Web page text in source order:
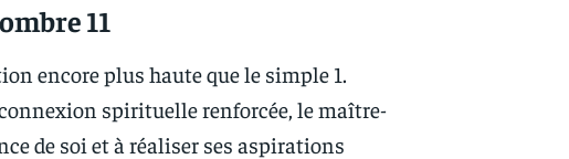
11
encore plus haute que le simple 1.
spirituelle renforcée, le maître-
de soi et à réaliser ses aspirations